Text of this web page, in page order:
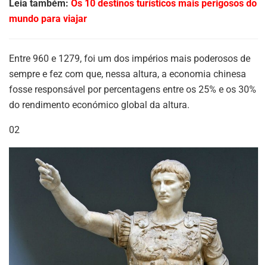
Leia também: Os 10 destinos turísticos mais perigosos do
mundo para viajar
Entre 960 e 1279, foi um dos impérios mais poderosos de
sempre e fez com que, nessa altura, a economia chinesa
fosse responsável por percentagens entre os 25% e os 30%
do rendimento económico global da altura.
02